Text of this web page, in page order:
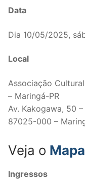
Data
Dia 10/05/2025,
Local
Associação
– Maringá-PR
Av. Kakogawa, 50
87025-000 –
Veja o Mapa
Ingressos